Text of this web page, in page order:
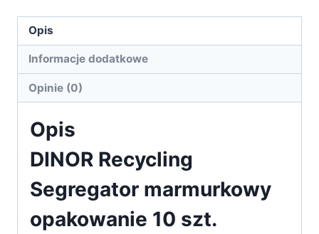
opakowanie
10
szerokość
8
Opis
Informacje dodatkowe
Opinie (0)
Opis
DINOR Recycling
Segregator marmurkowy
opakowanie 10 szt.